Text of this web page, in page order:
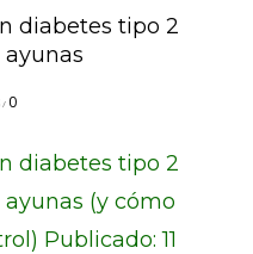
diabetes tipo 2
/ 0
diabetes tipo 2
(y cómo
Publicado: 11